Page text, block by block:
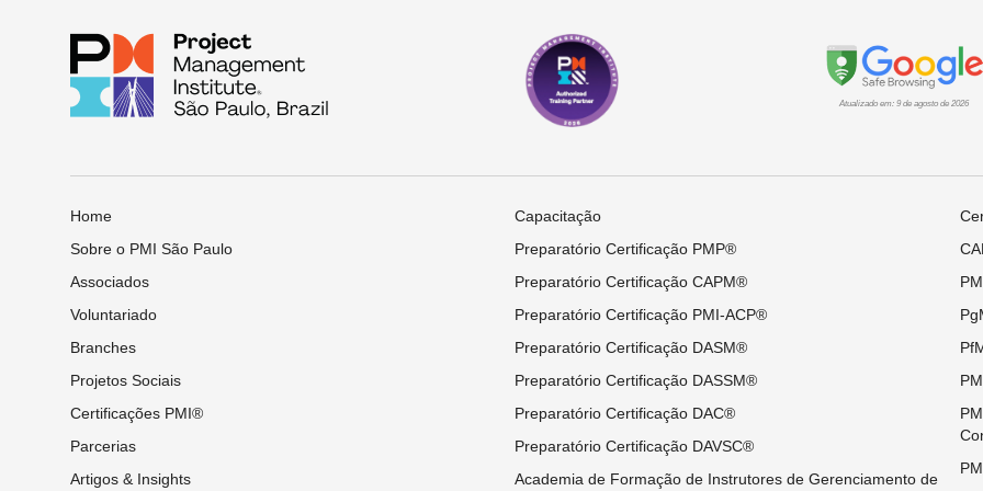
Atualizado em: 9 de agosto de 2026
Home
Sobre o PMI São Paulo
Associados
Voluntariado
Branches
Projetos Sociais
Certificações PMI®
Parcerias
Artigos & Insights
Capacitação
Preparatório Certificação PMP®
Preparatório Certificação CAPM®
Preparatório Certificação PMI-ACP®
Preparatório Certificação DASM®
Preparatório Certificação DASSM®
Preparatório Certificação DAC®
Preparatório Certificação DAVSC®
Academia de Formação de Instrutores de Gerenciamento de